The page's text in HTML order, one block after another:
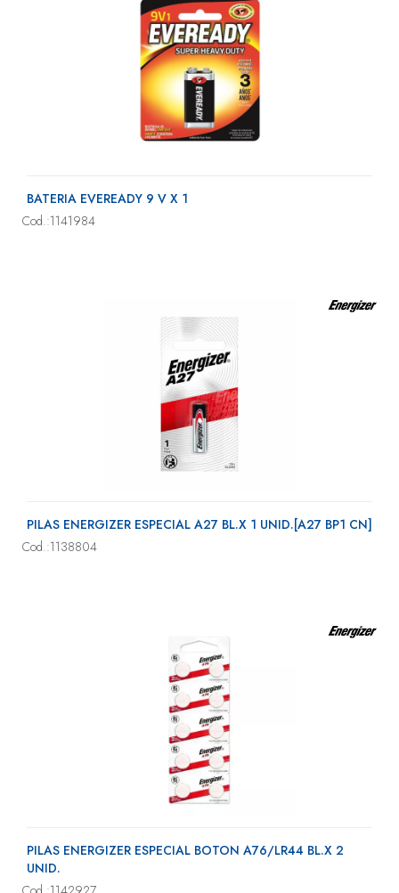
BATERIA EVEREADY 9 V X 1
Cod.:1141984
PILAS ENERGIZER ESPECIAL A27 BL.X 1 UNID.[A27 BP1 CN]
Cod.:1138804
PILAS ENERGIZER ESPECIAL BOTON A76/LR44 BL.X 2
UNID.